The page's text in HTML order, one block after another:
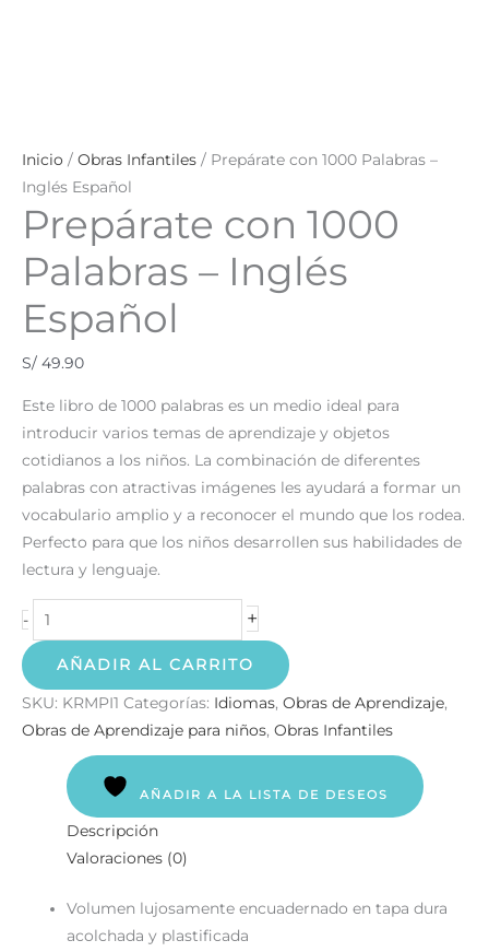
Inicio / Obras Infantiles / Prepárate con 1000 Palabras –
Inglés Español
Prepárate con 1000
Palabras – Inglés
Español
S/ 49.90
Este libro de 1000 palabras es un medio ideal para
introducir varios temas de aprendizaje y objetos
cotidianos a los niños. La combinación de diferentes
palabras con atractivas imágenes les ayudará a formar un
vocabulario amplio y a reconocer el mundo que los rodea.
Perfecto para que los niños desarrollen sus habilidades de
lectura y lenguaje.
- +
AÑADIR AL CARRITO
SKU: KRMPI1 Categorías: Idiomas, Obras de Aprendizaje,
Obras de Aprendizaje para niños, Obras Infantiles
AÑADIR A LA LISTA DE DESEOS
Descripción
Valoraciones (0)
Volumen lujosamente encuadernado en tapa dura
acolchada y plastificada